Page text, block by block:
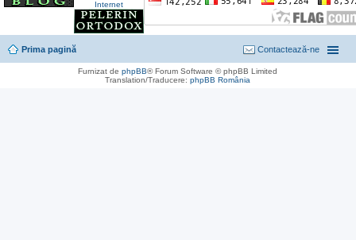
Prima pagină Contactează-ne
Furnizat dephpBB® Forum Software © phpBB Limited
Translation/Traducere:phpBB România